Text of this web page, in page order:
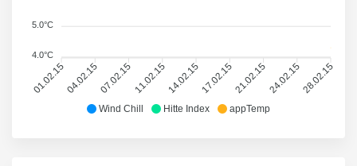
Wind Chill Hitte Index appTemp
01.02.1504.02.1507.02.1511.02.1514.02.1517.02.1521.02.1524.02.1528.02.15
5.0°C
4.0°C